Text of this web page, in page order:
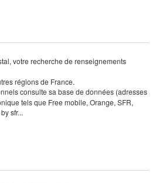
votre recherche de renseignements
régions de France.
consulte sa base de données (adresses
tels que Free mobile, Orange, SFR,
sfr...